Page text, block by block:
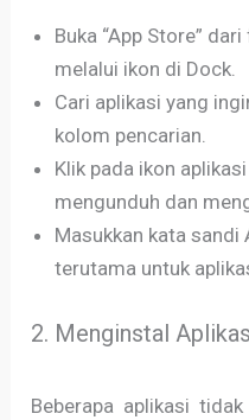
Buka “App Store”
melalui ikon di Dock.
Cari aplikasi yang
kolom pencarian.
Klik pada ikon
mengunduh dan
Masukkan kata sandi
terutama untuk
2. Menginstal
Beberapa aplikasi